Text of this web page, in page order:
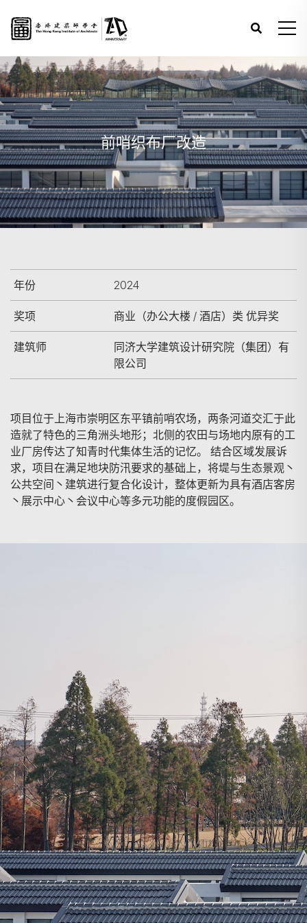
前哨织布厂改造
年份 2024
奖项 商业（办公大楼 / 酒店）类 优异奖
建筑师
同济大学建筑设计研究院（集团）有
限公司
项目位于上海市崇明区东平镇前哨农场，两条河道交汇于此
造就了特色的三角洲头地形；北侧的农田与场地内原有的工
业厂房传达了知青时代集体生活的记忆。 结合区域发展诉
求，项目在满足地块防汛要求的基础上，将堤与生态景观丶
公共空间丶建筑进行复合化设计，整体更新为具有酒店客房
丶展示中心丶会议中心等多元功能的度假园区。